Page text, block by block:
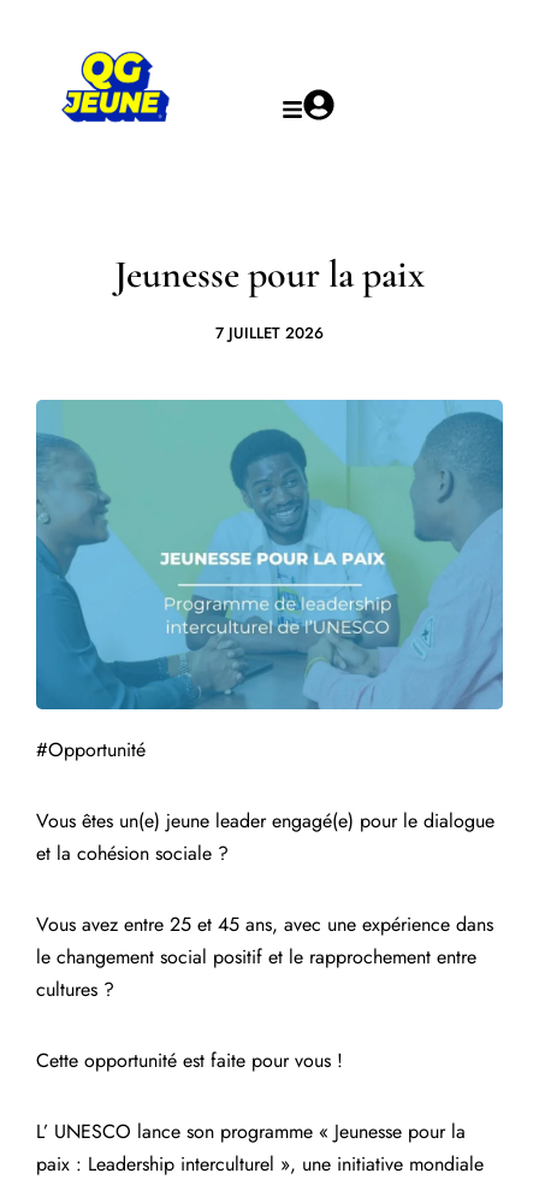
Jeunesse pour la paix
7 JUILLET 2026
#Opportunité
Vous êtes un(e) jeune leader engagé(e) pour le dialogue
et la cohésion sociale ?
Vous avez entre 25 et 45 ans, avec une expérience dans
le changement social positif et le rapprochement entre
cultures ?
Cette opportunité est faite pour vous !
L’ UNESCO lance son programme « Jeunesse pour la
paix : Leadership interculturel », une initiative mondiale